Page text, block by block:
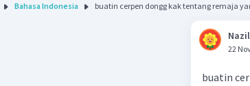
Bahasa Indonesia buatin cerpen dongg kak tentang remaja
22
buatin